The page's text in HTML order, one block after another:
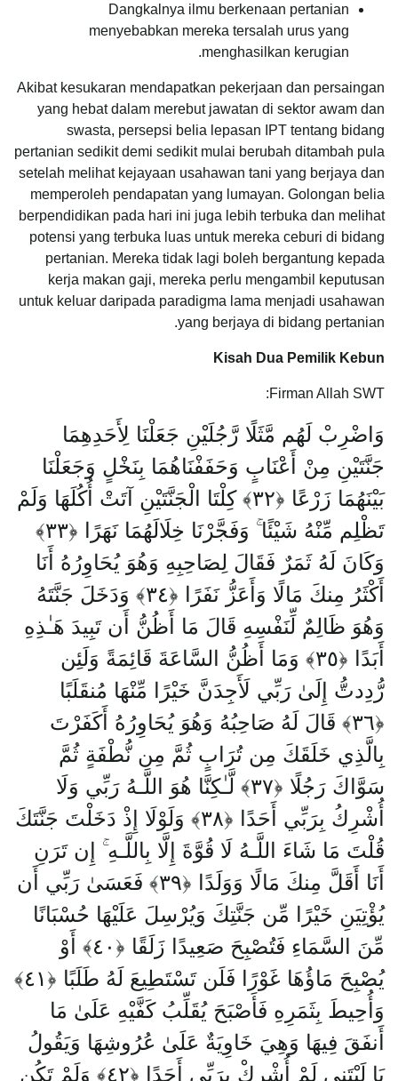
Dangkalnya ilmu berkenaan pertanian
menyebabkan mereka tersalah urus yang
menghasilkan kerugian.
Akibat kesukaran mendapatkan pekerjaan dan persaingan
yang hebat dalam merebut jawatan di sektor awam dan
swasta, persepsi belia lepasan IPT tentang bidang
pertanian sedikit demi sedikit mulai berubah ditambah pula
setelah melihat kejayaan usahawan tani yang berjaya dan
memperoleh pendapatan yang lumayan. Golongan belia
berpendidikan pada hari ini juga lebih terbuka dan melihat
potensi yang terbuka luas untuk mereka ceburi di bidang
pertanian. Mereka tidak lagi boleh bergantung kepada
kerja makan gaji, mereka perlu mengambil keputusan
untuk keluar daripada paradigma lama menjadi usahawan
yang berjaya di bidang pertanian.
Kisah Dua Pemilik Kebun
Firman Allah SWT:
وَاضْرِبْ لَهُم مَّثَلًا رَّجُلَيْنِ جَعَلْنَا لِأَحَدِهِمَا
جَنَّتَيْنِ مِنْ أَعْنَابٍ وَحَفَفْنَاهُمَا بِنَخْلٍ وَجَعَلْنَا
بَيْنَهُمَا زَرْعًا ﴿٣٢﴾ كِلْتَا الْجَنَّتَيْنِ آتَتْ أُكُلَهَا وَلَمْ
تَظْلِم مِّنْهُ شَيْئًا ۚ وَفَجَّرْنَا خِلَالَهُمَا نَهَرًا ﴿٣٣﴾
وَكَانَ لَهُ ثَمَرٌ فَقَالَ لِصَاحِبِهِ وَهُوَ يُحَاوِرُهُ أَنَا
أَكْثَرُ مِنكَ مَالًا وَأَعَزُّ نَفَرًا ﴿٣٤﴾ وَدَخَلَ جَنَّتَهُ
وَهُوَ ظَالِمٌ لِّنَفْسِهِ قَالَ مَا أَظُنُّ أَن تَبِيدَ هَـٰذِهِ
أَبَدًا ﴿٣٥﴾ وَمَا أَظُنُّ السَّاعَةَ قَائِمَةً وَلَئِن
رُّدِدتُّ إِلَىٰ رَبِّي لَأَجِدَنَّ خَيْرًا مِّنْهَا مُنقَلَبًا
﴿٣٦﴾ قَالَ لَهُ صَاحِبُهُ وَهُوَ يُحَاوِرُهُ أَكَفَرْتَ
بِالَّذِي خَلَقَكَ مِن تُرَابٍ ثُمَّ مِن نُّطْفَةٍ ثُمَّ
سَوَّاكَ رَجُلًا ﴿٣٧﴾ لَّـٰكِنَّا هُوَ اللَّـهُ رَبِّي وَلَا
أُشْرِكُ بِرَبِّي أَحَدًا ﴿٣٨﴾ وَلَوْلَا إِذْ دَخَلْتَ جَنَّتَكَ
قُلْتَ مَا شَاءَ اللَّـهُ لَا قُوَّةَ إِلَّا بِاللَّـهِ ۚ إِن تَرَنِ
أَنَا أَقَلَّ مِنكَ مَالًا وَوَلَدًا ﴿٣٩﴾ فَعَسَىٰ رَبِّي أَن
يُؤْتِيَنِ خَيْرًا مِّن جَنَّتِكَ وَيُرْسِلَ عَلَيْهَا حُسْبَانًا
مِّنَ السَّمَاءِ فَتُصْبِحَ صَعِيدًا زَلَقًا ﴿٤٠﴾ أَوْ
يُصْبِحَ مَاؤُهَا غَوْرًا فَلَن تَسْتَطِيعَ لَهُ طَلَبًا ﴿٤١﴾
وَأُحِيطَ بِثَمَرِهِ فَأَصْبَحَ يُقَلِّبُ كَفَّيْهِ عَلَىٰ مَا
أَنفَقَ فِيهَا وَهِيَ خَاوِيَةٌ عَلَىٰ عُرُوشِهَا وَيَقُولُ
يَا لَيْتَنِي لَمْ أُشْرِكْ بِرَبِّي أَحَدًا ﴿٤٢﴾ وَلَمْ تَكُن